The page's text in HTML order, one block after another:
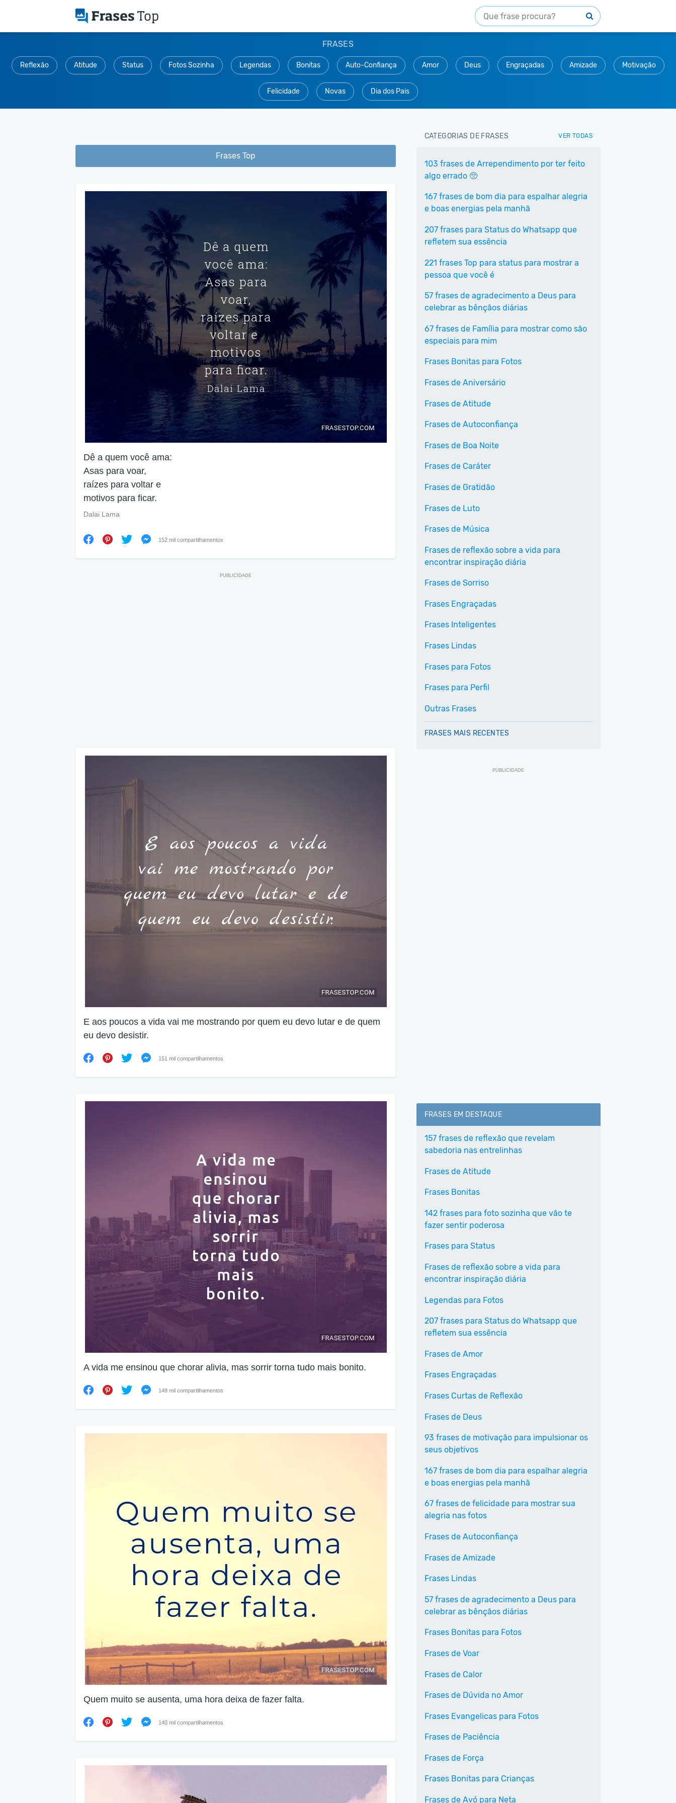
FRASES
Reflexão Atitude Status Fotos Sozinha Legendas Bonitas Auto-Confiança Amor Deus Engraçadas Amizade Motivação
Felicidade Novas Dia dos Pais
Frases Top
Dê a quem você ama:
Asas para voar,
raízes para voltar e
motivos para ficar.
Dalai Lama
152 mil compartilhamentos
E aos poucos a vida vai me mostrando por quem eu devo lutar e de quem
eu devo desistir.
151 mil compartilhamentos
A vida me ensinou que chorar alivia, mas sorrir torna tudo mais bonito.
148 mil compartilhamentos
Quem muito se ausenta, uma hora deixa de fazer falta.
140 mil compartilhamentos
CATEGORIAS DE FRASES VER TODAS
103 frases de Arrependimento por ter feito
algo errado 🥺
167 frases de bom dia para espalhar alegria
e boas energias pela manhã
207 frases para Status do Whatsapp que
refletem sua essência
221 frases Top para status para mostrar a
pessoa que você é
57 frases de agradecimento a Deus para
celebrar as bênçãos diárias
67 frases de Família para mostrar como são
especiais para mim
Frases Bonitas para Fotos
Frases de Aniversário
Frases de Atitude
Frases de Autoconfiança
Frases de Boa Noite
Frases de Caráter
Frases de Gratidão
Frases de Luto
Frases de Música
Frases de reflexão sobre a vida para
encontrar inspiração diária
Frases de Sorriso
Frases Engraçadas
Frases Inteligentes
Frases Lindas
Frases para Fotos
Frases para Perfil
Outras Frases
FRASES MAIS RECENTES
FRASES EM DESTAQUE
157 frases de reflexão que revelam
sabedoria nas entrelinhas
Frases de Atitude
Frases Bonitas
142 frases para foto sozinha que vão te
fazer sentir poderosa
Frases para Status
Frases de reflexão sobre a vida para
encontrar inspiração diária
Legendas para Fotos
207 frases para Status do Whatsapp que
refletem sua essência
Frases de Amor
Frases Engraçadas
Frases Curtas de Reflexão
Frases de Deus
93 frases de motivação para impulsionar os
seus objetivos
167 frases de bom dia para espalhar alegria
e boas energias pela manhã
67 frases de felicidade para mostrar sua
alegria nas fotos
Frases de Autoconfiança
Frases de Amizade
Frases Lindas
57 frases de agradecimento a Deus para
celebrar as bênçãos diárias
Frases Bonitas para Fotos
Frases de Voar
Frases de Calor
Frases de Dúvida no Amor
Frases Evangelicas para Fotos
Frases de Paciência
Frases de Força
Frases Bonitas para Crianças
Frases de Avó para Neta